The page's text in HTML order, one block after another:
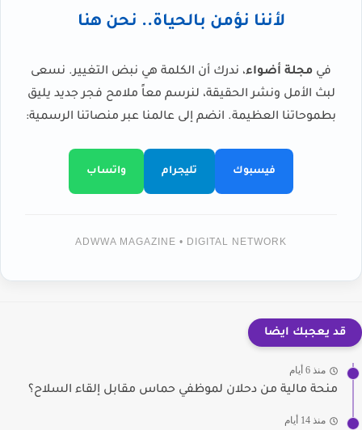
لأننا نؤمن بالحياة.. نحن هنا
في مجلة أضواء، ندرك أن الكلمة هي نبض التغيير. نسعى
لبث الأمل ونشر الحقيقة، لنرسم معاً ملامح فجر جديد يليق
بطموحاتنا العظيمة. انضم إلى عالمنا عبر منصاتنا الرسمية:
فيسبوك تليجرام واتساب
ADWWA MAGAZINE • DIGITAL NETWORK
قد يعجبك ايضا
منذ 6 أيام
منحة مالية من دحلان لموظفي حماس مقابل إلقاء السلاح؟
منذ 14 أيام